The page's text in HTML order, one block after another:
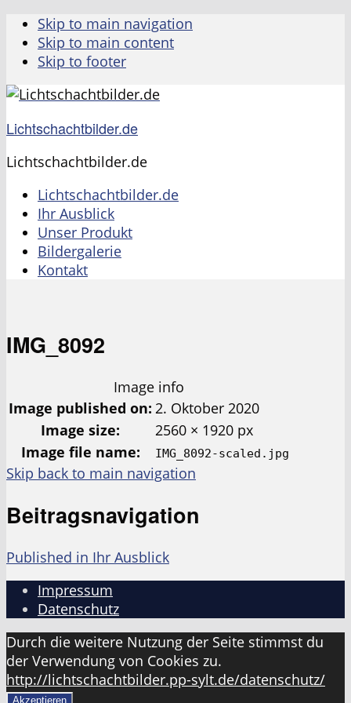
Skip to main navigation
Skip to main content
Skip to footer
Lichtschachtbilder.de
Lichtschachtbilder.de
Lichtschachtbilder.de
Ihr Ausblick
Unser Produkt
Bildergalerie
Kontakt
IMG_8092
Image info
Image published on: 2. Oktober 2020
Image size:
2560 × 1920 px
Image file name:
IMG_8092-scaled.jpg
Skip back to main navigation
Beitragsnavigation
Published in Ihr Ausblick
Impressum
Datenschutz
Durch die weitere Nutzung der Seite stimmst du
der Verwendung von Cookies zu.
http://lichtschachtbilder.pp-sylt.de/datenschutz/
Akzeptieren